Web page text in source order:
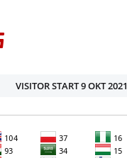
VISITOR START 9 OKT 2021